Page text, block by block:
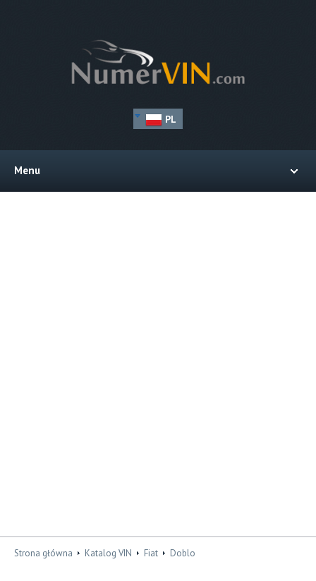
PL
Menu
Strona główna Katalog VIN Fiat Doblo